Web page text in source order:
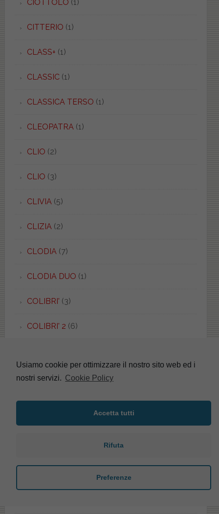
CIOTTOLO (1)
CITTERIO (1)
CLASS+ (1)
CLASSIC(1)
CLASSICA TERSO (1)
CLEOPATRA(1)
CLIO (2)
CLIO (3)
CLIVIA(5)
CLIZIA(2)
CLODIA(7)
CLODIA DUO (1)
COLIBRI' (3)
COLIBRI' 2 (6)
COMPACT(1)
CONCA(29)
CONCERTO(4)
(1)
Usiamo cookie per ottimizzare il nostro sito web ed i
nostri servizi. Cookie Policy
Accetta tutti
Rifuta
Preferenze